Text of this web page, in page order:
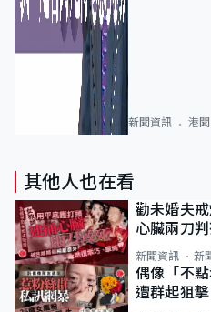
新聞資訊 港聞
其他人也在看
勸未婚夫
心臟兩刀
新聞資訊 新
偶像「不
遭群起狙